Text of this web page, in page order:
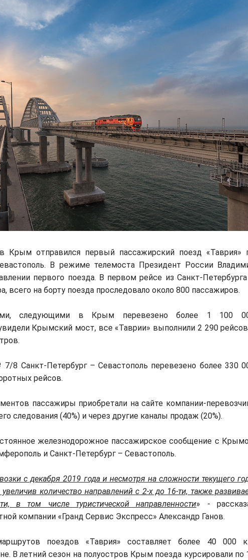
Крым отправился первый пассажирский поезд «Таврия»
В режиме телемоста Президент России
первого поезда. В первом рейсе из Санкт-
всего на борту поезда проследовало около 800 пассажиров.
следующими в Крым перевезено более 1 100
Крымский мост, все «Таврии» выполнили 2 290
8 Санкт-Петербург – Севастополь перевезено более 330
рейсов.
пассажиры приобретали на сайте компании-
следования (40%) и через другие каналы продаж (20%).
железнодорожное пассажирское сообщение с
и Санкт-Петербург – Севастополь.
с декабря 2019 года и несмотря на сложности текущего
количество направлений с 2-х до 16-ти, также
в том числе туристической направленности» -
компании «Гранд Сервис Экспресс» Александр Ганов.
поездов «Таврия» составляет более 40 000
В летний сезон на полуостров Крым поезда курсировали по